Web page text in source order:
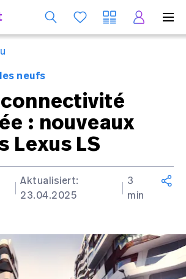
neufs
: nouveaux
Lexus LS
Aktualisiert:
23.04.2025
3
min